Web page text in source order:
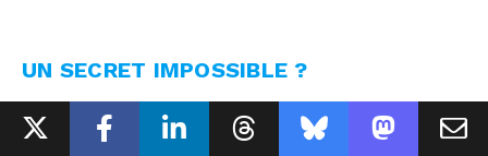
UN SECRET IMPOSSIBLE ?